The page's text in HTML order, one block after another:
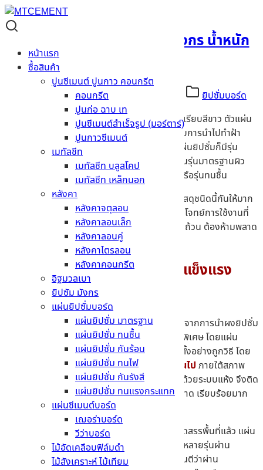
หน้าแรก
ซื้อสินค้า
ปูนซีเมนต์ ปูนกาว คอนกรีต
คอนกรีต
ปูนก่อ ฉาบ เท
ปูนซีเมนต์สำเร็จรูป (มอร์ตาร์)
ปูนกาวซีเมนต์
เมทัลชีท
เมทัลชีท บลูสโคป
เมทัลชีท เหล็กนอก
หลังคา
หลังคาจตุลอน
หลังคาลอนเล็ก
หลังคาลอนคู่
หลังคาไตรลอน
หลังคาคอนกรีต
อิฐมวลเบา
ยิปซัม มังกร
แผ่นยิปซั่มบอร์ด
แผ่นยิปซั่ม มาตรฐาน
แผ่นยิปซั่ม ทนชื้น
แผ่นยิปซั่ม กันร้อน
แผ่นยิปซั่ม ทนไฟ
แผ่นยิปซั่ม กันรังสี
แผ่นยิปซั่ม ทนแรงกระแทก
แผ่นซีเมนต์บอร์ด
เฌอร่าบอร์ด
วีว่าบอร์ด
ไม้อัดเคลือบฟิล์มดำ
ไม้สังเคราะห์ ไม้เทียม
โครงสร้าง ยิปซั่มบอร์ด ตรามังกร น้ำหนัก
25/04/2026 24/03/2026
ยิปซั่มบอร์ด
เป็นวัสดุตกแต่งที่มีลักษณะเป็นแผ่นเรียบสีขาว ตัวแผ่น
จะมีความบางไม่กี่มิลลิเมตร จึงเหมาะอย่างมากกับการนำไปทำฝ้า
เพดาน หรือผนังเบาสำหรับกั้นห้อง โดยปัจจุบันแผ่นยิปซั่มก็มีรุ่น
ต่างๆ ออกมาให้เลือกมากมายหลายรุ่น ไม่ว่าจะเป็นรุ่นมาตรฐานผิว
เรียบ รุ่นฝ้าเพดานที่มีลวดลาย รุ่นกั้นความร้อน หรือรุ่นทนชื้น
MTCementจะพาทุกท่านมาเจาะลึกถึงตัววัสดุชนิดนี้กันให้มาก
ยิ่งขึ้น สำหรับใครที่กำลังมองหาวัสดุยุคใหม่ที่ตอบโจทย์การใช้งานที่
หลากหลาย ราคาคุ้มค่า และมีคุณสมบัติเด่นที่ครบถ้วน ต้องห้ามพลาด
ยิปซั่มบอร์ด น้ำหนักเบาแต่แข็งแรง
แผ่นยิปซั่ม คือวัสดุตกแต่งภายในยอดนิยมที่ผลิตจากการนำผงยิปซั่ม
มาอัดขึ้นรูปเป็นแผ่นเรียบ หุ้มด้วยกระดาษเหนียวพิเศษ โดยแผ่น
ยิปซั่มถือเป็นวัสดุที่ มีความคงทนสูงมากหากติดตั้งอย่างถูกวิธี โดย
อายุการใช้งานได้นาน 20-30 ปีขึ้นไป ภายใต้สภาพ
แวดล้อมที่เหมาะสม นอกจากนี้ตัวบอร์ดยังติดตั้งด้วยระบบแห้ง จึงติด
ตั้งได้รวดเร็ว ไม่เลอะเทอะทำให้ไซต์งานมีความสะอาด เรียบร้อยมาก
นอกจากจะนิยมใช้ทำฝ้าเพดาน และผนังเบาเพื่อจัดสรรพื้นที่แล้ว แผ่น
ยิปซั่มยังเป็นทางเลือกที่คุ้มค่าและรักษ์โลก เพราะหลายรุ่นผ่าน
มาตรฐานรับรองฉลากคาร์บอนฟุตพรินต์ ซึ่งการันตีว่าผ่าน